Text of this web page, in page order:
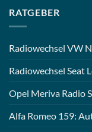
RATGEBER
Radiowechsel VW
Radiowechsel Seat
Opel Meriva Radio
Alfa Romeo 159: